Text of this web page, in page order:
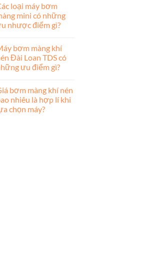
loại máy bơm
mini có những
nhược điểm gì?
bơm màng khí
Đài Loan TDS có
ưu điểm gì?
bơm màng khí nén
nhiêu là hợp lí khi
chọn máy?